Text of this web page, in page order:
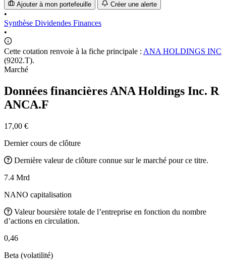
Ajouter à mon portefeuille Créer une alerte
•
Synthèse Dividendes Finances
•
Cette cotation renvoie à la fiche principale : ANA HOLDINGS INC
(9202.T).
Marché
Données financières ANA Holdings Inc. R
ANCA.F
17,00 €
Dernier cours de clôture
Dernière valeur de clôture connue sur le marché pour ce titre.
7.4 Mrd
NANO capitalisation
Valeur boursière totale de l’entreprise en fonction du nombre
d’actions en circulation.
0,46
Beta (volatilité)